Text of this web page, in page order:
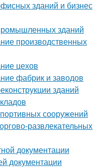
зданий и бизнес
зданий
производственных
цехов
фабрик и заводов
зданий
сооружений
развлекательных
документации
документации